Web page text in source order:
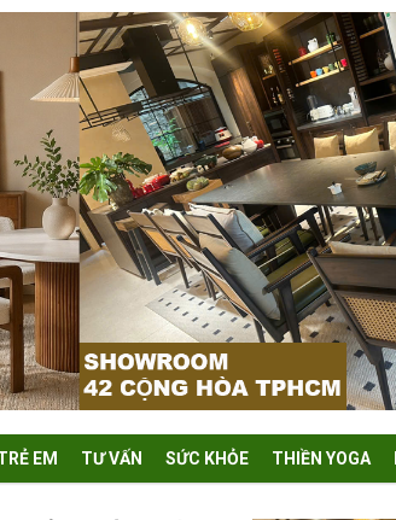
EM TƯ VẤN SỨC KHỎE THIỀN YOGA